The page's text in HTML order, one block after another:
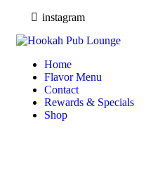
instagram
Home
Flavor Menu
Contact
Rewards & Specials
Shop